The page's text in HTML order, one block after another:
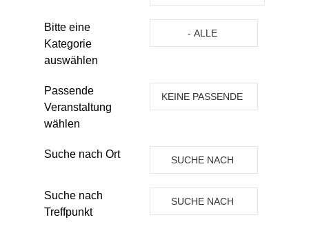
Bitte eine
Kategorie
auswählen
- ALLE
Passende
Veranstaltung
wählen
KEINE PASSENDE
Suche nach Ort SUCHE NACH
ORT
Suche nach
Treffpunkt
SUCHE NACH